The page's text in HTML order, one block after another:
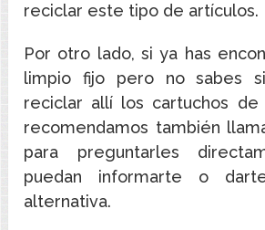
reciclar este tipo de artículos.
Por otro lado, si ya has
limpio fijo pero no sabes
reciclar allí los cartuchos
recomendamos también
para preguntarles
puedan informarte o
alternativa.